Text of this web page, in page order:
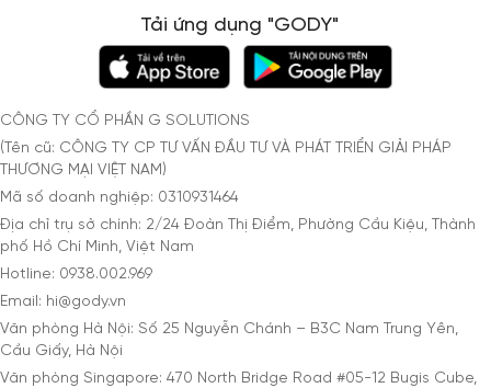
Tải ứng dụng "GODY"
CÔNG TY CỔ PHẦN G SOLUTIONS
(Tên cũ: CÔNG TY CP TƯ VẤN ĐẦU TƯ VÀ PHÁT TRIỂN GIẢI PHÁP
THƯƠNG MẠI VIỆT NAM)
Mã số doanh nghiệp: 0310931464
Địa chỉ trụ sở chính: 2/24 Đoàn Thị Điểm, Phường Cầu Kiệu, Thành
phố Hồ Chí Minh, Việt Nam
Hotline: 0938.002.969
Email: hi@gody.vn
Văn phòng Hà Nội: Số 25 Nguyễn Chánh – B3C Nam Trung Yên,
Cầu Giấy, Hà Nội
Văn phòng Singapore: 470 North Bridge Road #05-12 Bugis Cube,